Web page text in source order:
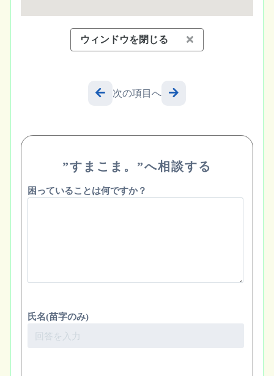
ウィンドウを閉じる
次の項目へ
”すまこま。”へ相談する
困っていることは何ですか？
氏名(苗字のみ)